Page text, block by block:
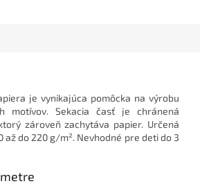
je vynikajúca pomôcka na výrobu
motívov. Sekacia časť je chránená
zároveň zachytáva papier. Určená
do 220 g/m². Nevhodné pre deti do 3